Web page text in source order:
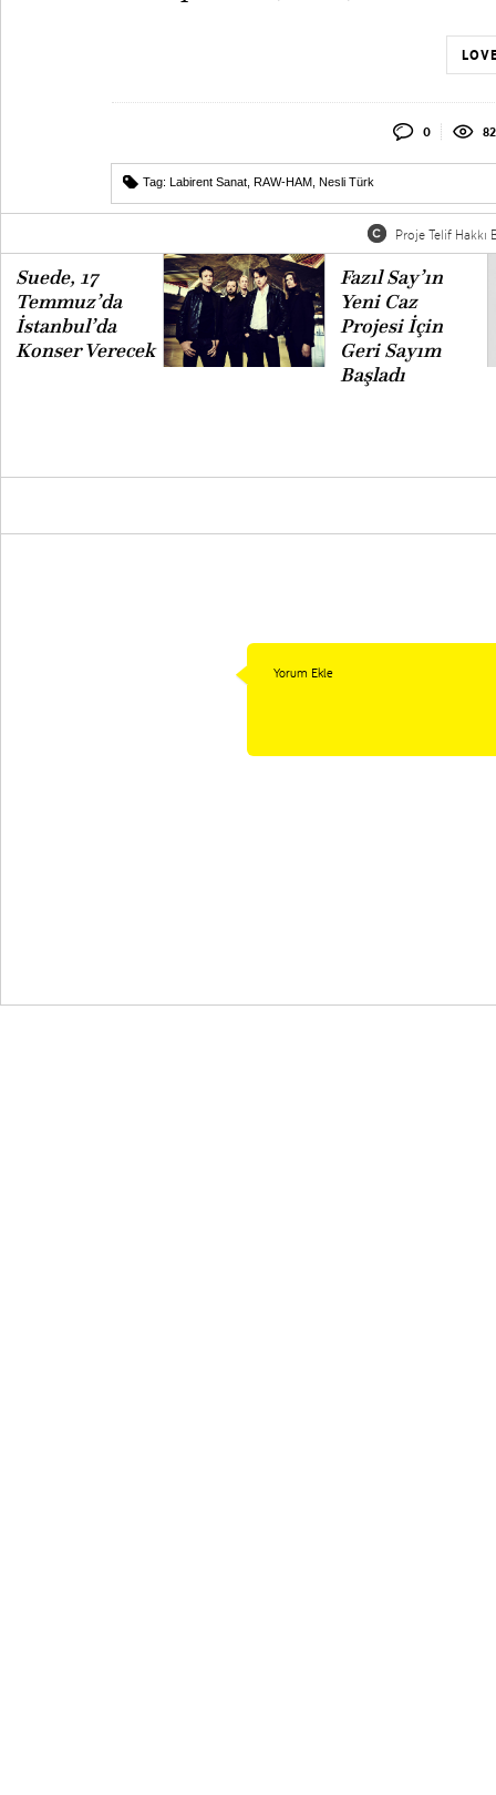
0
Tag: Labirent Sanat RAW-HAM Nesli Türk
Proje Telif Hakkı
Suede, 17
Temmuz’da
İstanbul’da
Konser Verecek
Fazıl Say’ın
Yeni Caz
Projesi İçin
Geri Sayım
Başladı